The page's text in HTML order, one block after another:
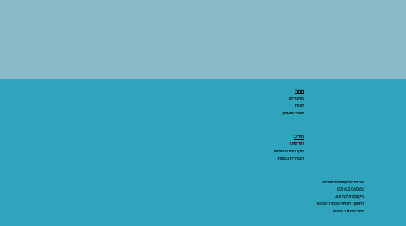
שירות הלקוחות והתמיכה
03-6206066
מיקום: אלנבי 43
ראשון - חמישי 10:00-19:00
שישי 10:00-15:00
אתר:
מאמרים
חנות
חברי מועדון
מידע:
אודותינו
תקנון ותנאי שימוש
הצהרת נגישות